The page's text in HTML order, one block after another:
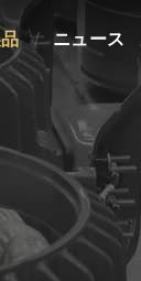
ニュース